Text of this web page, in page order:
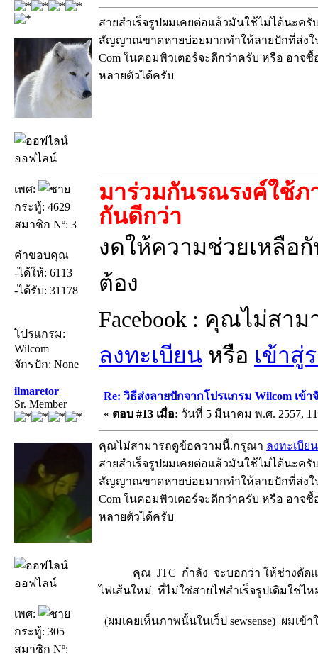
ออฟไลน์
เพศ:
กระทู้: 4629
สมาชิก Nº: 3
คำขอบคุณ
-ได้ให้: 6113
-ได้รับ: 31178
โปรแกรม:
Wilcom
จักรปัก: None
สายสำเร็จรูปผมเคยต่อแล้วมันใช้ไม่ได้นะค
สัญญาณขาดหายบ่อยมากทำให้ลายปักที่ส่ง
Com ในคอมพิวเตอร์จะดีกว่าครับ หรือ อาจ
หลายตัวได้ครับ
มาร่วมกันรณรงค์ใช้ภ
กันดีกว่า
งดให้ความช่วยเหลือ
ต้อง
Facebook : คุณไม่สา
ลงทะเบียน หรือ เข้าสู่
ilmaretor
Sr. Member
ออฟไลน์
เพศ:
กระทู้: 305
สมาชิก Nº:
Re: วิธีส่งลายปักจากโปรแกรม Wilcom เข้า
« ตอบ #13 เมื่อ: วันที่ 5 มีนาคม พ.ศ. 2557,
คุณไม่สามารถดูข้อความนี้.กรุณา ลงทะเบียน
สายสำเร็จรูปผมเคยต่อแล้วมันใช้ไม่ได้นะค
สัญญาณขาดหายบ่อยมากทำให้ลายปักที่ส่ง
Com ในคอมพิวเตอร์จะดีกว่าครับ หรือ อาจ
หลายตัวได้ครับ
คุณ JTC กำลัง จะบอกว่า ให้ช่างดัดแป
ไฟเส้นใหม่ ที่ไม่ใช่สายไฟสำเร็จรูปเดิมใช่ไ
(ผมเคยเห็นภาพนั้นในเว็ป sewsense) ผมเข้